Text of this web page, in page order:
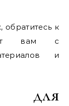
обратитесь к
вам с
и